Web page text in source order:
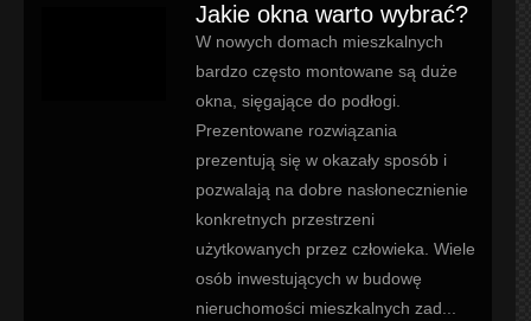
Jakie okna warto wybrać?
W nowych domach mieszkalnych
bardzo często montowane są duże
okna, sięgające do podłogi.
Prezentowane rozwiązania
prezentują się w okazały sposób i
pozwalają na dobre nasłonecznienie
konkretnych przestrzeni
użytkowanych przez człowieka. Wiele
osób inwestujących w budowę
nieruchomości mieszkalnych zad...